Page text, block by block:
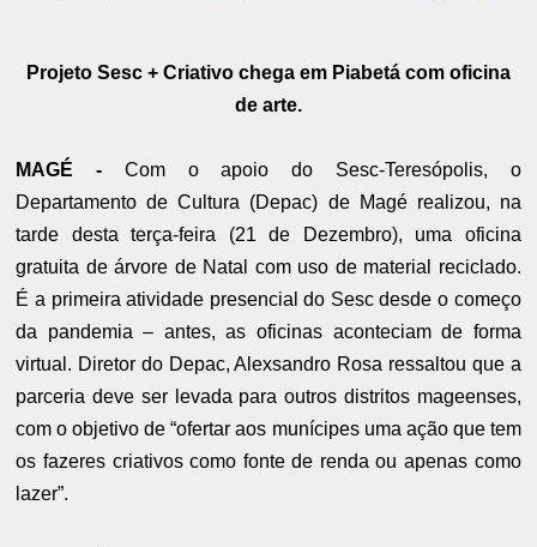
Projeto Sesc + Criativo chega em Piabetá com oficina
de arte.
MAGÉ - Com o apoio do Sesc-Teresópolis, o
Departamento de Cultura (Depac) de Magé realizou, na
tarde desta terça-feira (21 de Dezembro), uma oficina
gratuita de árvore de Natal com uso de material reciclado.
É a primeira atividade presencial do Sesc desde o começo
da pandemia – antes, as oficinas aconteciam de forma
virtual. Diretor do Depac, Alexsandro Rosa ressaltou que a
parceria deve ser levada para outros distritos mageenses,
com o objetivo de “ofertar aos munícipes uma ação que tem
os fazeres criativos como fonte de renda ou apenas como
lazer”.